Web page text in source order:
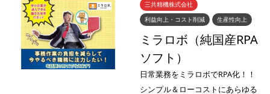
三共精機株式会社
利益向上・コスト削減
生産性向上
ミラロボ（純国産RPA
ソフト）
日常業務をミラロボでRPA化！！
シンプル＆ローコストにあらゆる